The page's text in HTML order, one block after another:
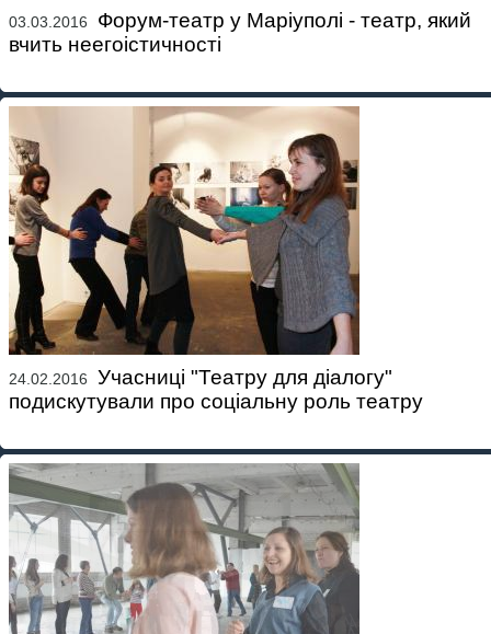
03.03.2016
Форум-театр у Маріуполі - театр, який
вчить неегоістичності
24.02.2016
Учасниці "Театру для діалогу"
подискутували про соціальну роль театру